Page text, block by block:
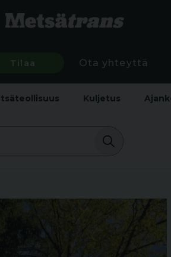
Tilaa Ota yhteyttä
Kuljetus